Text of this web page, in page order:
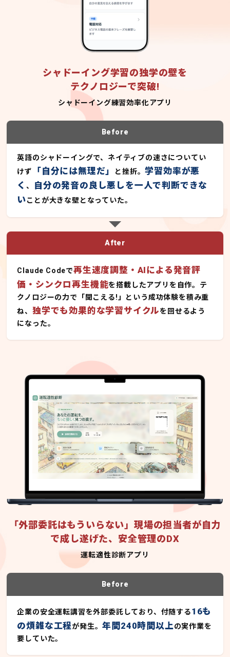
シャドーイング学習の独学の壁を
テクノロジーで突破!
シャドーイング練習効率化アプリ
Before
英語のシャドーイングで、ネイティブの速さについてい
けず
「自分には無理だ」 と挫折。学習効率が悪
く、
自分の発音の良し悪しを一人で判断できな
いことが大きな壁となっていた。
After
Claude Codeで再生速度調整・AIによる発音評
価・シンクロ再生機能を搭載したアプリを自作。テ
クノロジーの力で「聞こえる!」という成功体験を積み重
ね、独学でも効果的な学習サイクルを回せるよう
になった。
「外部委託はもういらない」現場の担当者が自力
で成し遂げた、安全管理のDX
運転適性診断アプリ
Before
企業の安全運転講習を外部委託しており、付随する16も
の煩雑な工程が発生。年間240時間以上の実作業を
要していた。